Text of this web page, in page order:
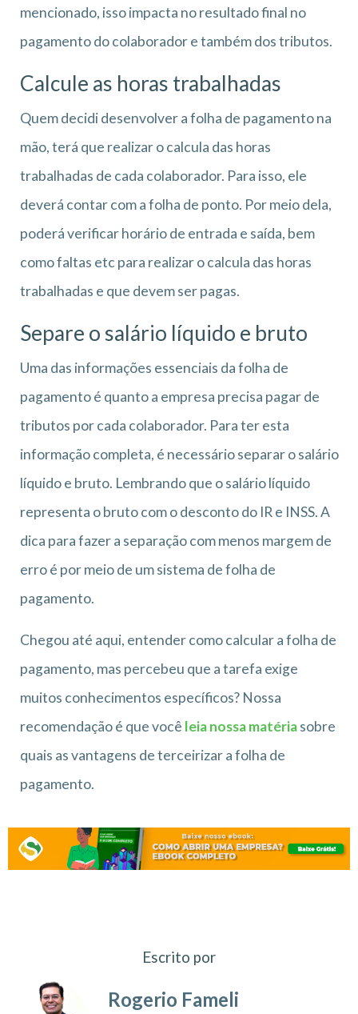
mencionado, isso impacta no resultado final no
pagamento do colaborador e também dos tributos.
Calcule as horas trabalhadas
Quem decidi desenvolver a folha de pagamento na
mão, terá que realizar o calcula das horas
trabalhadas de cada colaborador. Para isso, ele
deverá contar com a folha de ponto. Por meio dela,
poderá verificar horário de entrada e saída, bem
como faltas etc para realizar o calcula das horas
trabalhadas e que devem ser pagas.
Separe o salário líquido e bruto
Uma das informações essenciais da folha de
pagamento é quanto a empresa precisa pagar de
tributos por cada colaborador. Para ter esta
informação completa, é necessário separar o salário
líquido e bruto. Lembrando que o salário líquido
representa o bruto com o desconto do IR e INSS. A
dica para fazer a separação com menos margem de
erro é por meio de um sistema de folha de
pagamento.
Chegou até aqui, entender como calcular a folha de
pagamento, mas percebeu que a tarefa exige
muitos conhecimentos específicos? Nossa
recomendação é que você leia nossa matériasobre
quais as vantagens de terceirizar a folha de
pagamento.
Escrito por
Rogerio Fameli